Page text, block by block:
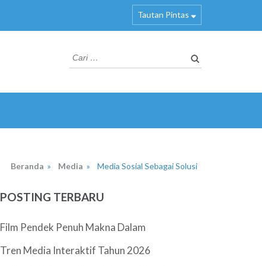
Tautan Pintas
Cari
untuk:
Beranda » Media » Media Sosial Sebagai Solusi
POSTING TERBARU
Film Pendek Penuh Makna Dalam
Tren Media Interaktif Tahun 2026